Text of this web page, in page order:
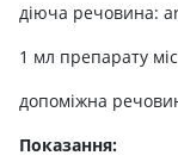
діюча речовина:
1 мл препарату
допоміжна
Показання: